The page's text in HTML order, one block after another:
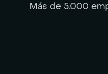
Más de 5.000